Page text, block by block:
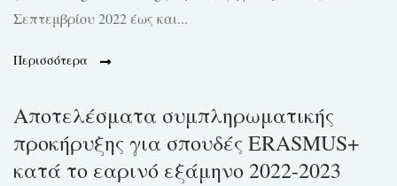
Σεπτεμβρίου 2022 έως και...
Περισσότερα
Αποτελέσματα συμπληρωματικής
προκήρυξης για σπουδές ERASMUS+
κατά το εαρινό εξάμηνο 2022-2023